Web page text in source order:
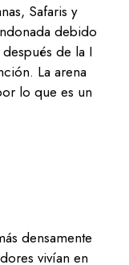
Safaris y
debido
de la I
La arena
lo que es un
densamente
vivían en